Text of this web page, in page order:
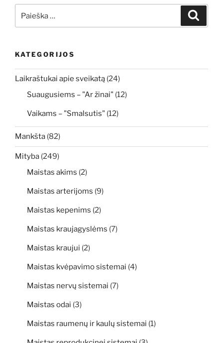
KATEGORIJOS
Laikraštukai apie sveikatą (24)
Suaugusiems – "Ar žinai" (12)
Vaikams – "Smalsutis" (12)
Mankšta (82)
Mityba (249)
Maistas akims (2)
Maistas arterijoms (9)
Maistas kepenims (2)
Maistas kraujagyslėms (7)
Maistas kraujui (2)
Maistas kvėpavimo sistemai (4)
Maistas nervų sistemai (7)
Maistas odai (3)
Maistas raumenų ir kaulų sistemai (1)